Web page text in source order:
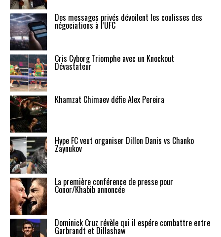
Des messages privés dévoilent les coulisses des
négociations à l’UFC
Cris Cyborg Triomphe avec un Knockout
Dévastateur
Khamzat Chimaev défie Alex Pereira
Hype FC veut organiser Dillon Danis vs Chanko
Zaynukov
La première conférence de presse pour
Conor/Khabib annoncée
Dominick Cruz révèle qui il espére combattre entre
Garbrandt et Dillashaw